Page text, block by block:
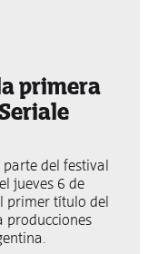
primera
del festival
jueves 6 de
primer título del
producciones